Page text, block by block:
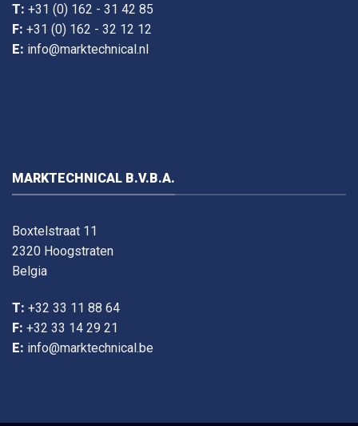
T: +31 (0) 162 - 31 42 85
F: +31 (0) 162 - 32 12 12
E: info@marktechnical.nl
MARKTECHNICAL B.V.B.A.
Boxtelstraat 11
2320 Hoogstraten
Belgia
T: +32 33 11 88 64
F: +32 33 14 29 21
E: info@marktechnical.be